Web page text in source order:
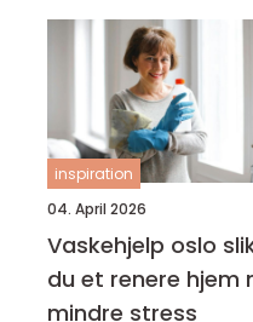
løsninger
inspiration
04. April 2026
Vaskehjelp oslo slik får
du et renere hjem
mindre stress